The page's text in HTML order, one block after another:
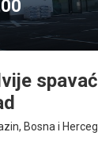
Bosna i